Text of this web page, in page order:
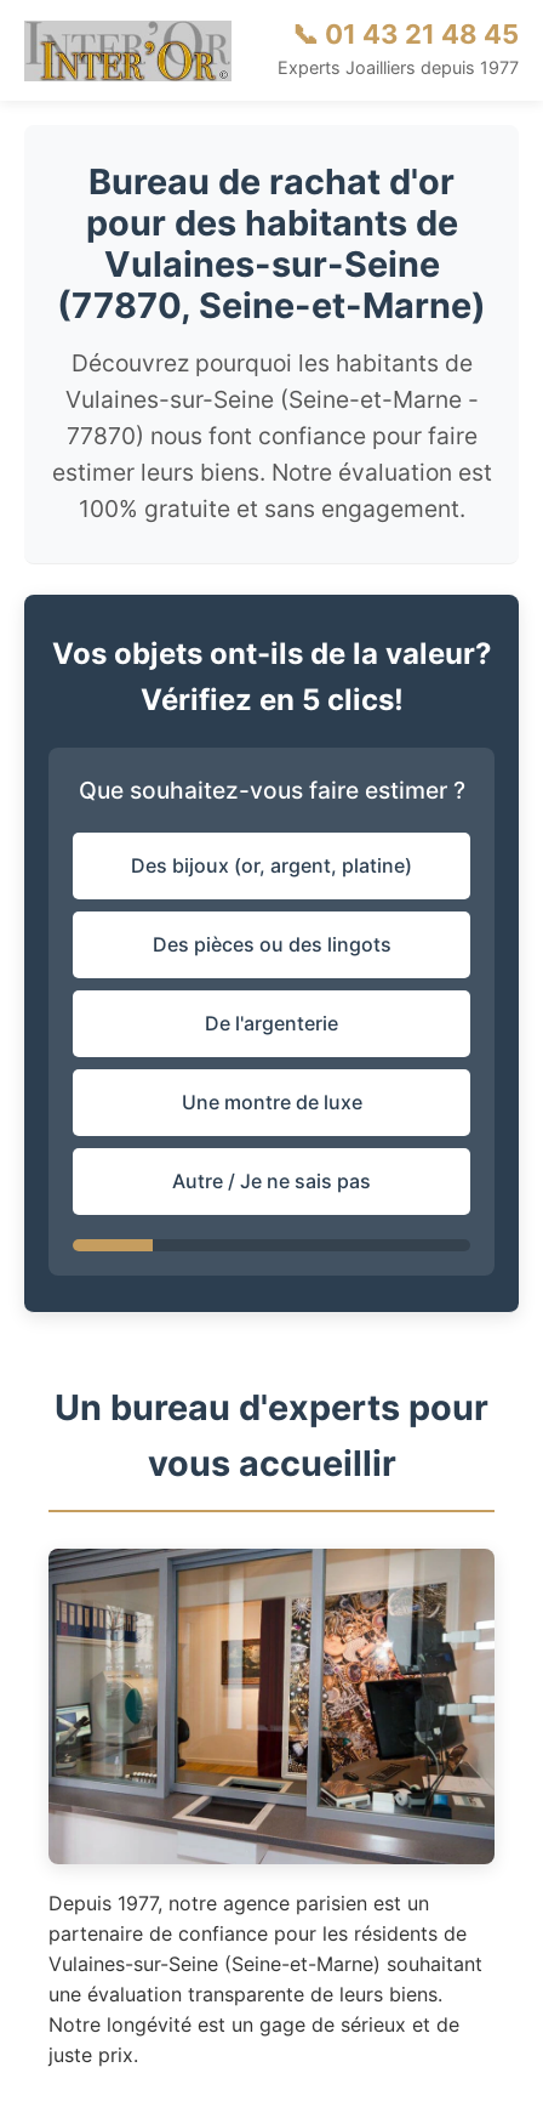
📞 01 43 21 48 45
Experts Joailliers depuis 1977
Bureau de rachat d'or
pour des habitants de
Vulaines-sur-Seine
(77870, Seine-et-Marne)
Découvrez pourquoi les habitants de
Vulaines-sur-Seine (Seine-et-Marne -
77870) nous font confiance pour faire
estimer leurs biens. Notre évaluation est
100% gratuite et sans engagement.
Vos objets ont-ils de la valeur?
Vérifiez en 5 clics!
Que souhaitez-vous faire estimer ?
Des bijoux (or, argent, platine)
Des pièces ou des lingots
De l'argenterie
Une montre de luxe
Autre / Je ne sais pas
Un bureau d'experts pour
vous accueillir
Depuis 1977, notre agence parisien est un
partenaire de confiance pour les résidents de
Vulaines-sur-Seine (Seine-et-Marne) souhaitant
une évaluation transparente de leurs biens.
Notre longévité est un gage de sérieux et de
juste prix.